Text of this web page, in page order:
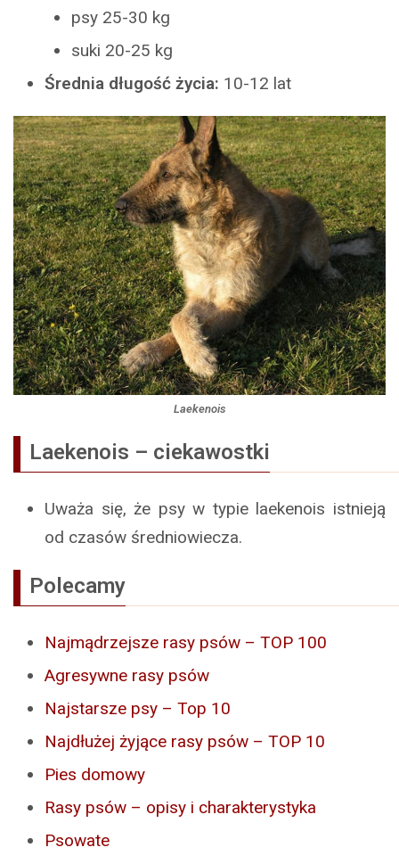
psy 25-30 kg
suki 20-25 kg
Średnia długość życia: 10-12 lat
Laekenois
Laekenois – ciekawostki
Uważa się, że psy w typie laekenois istnieją
od czasów średniowiecza.
Polecamy
Najmądrzejsze rasy psów – TOP 100
Agresywne rasy psów
Najstarsze psy – Top 10
Najdłużej żyjące rasy psów – TOP 10
Pies domowy
Rasy psów – opisy i charakterystyka
Psowate